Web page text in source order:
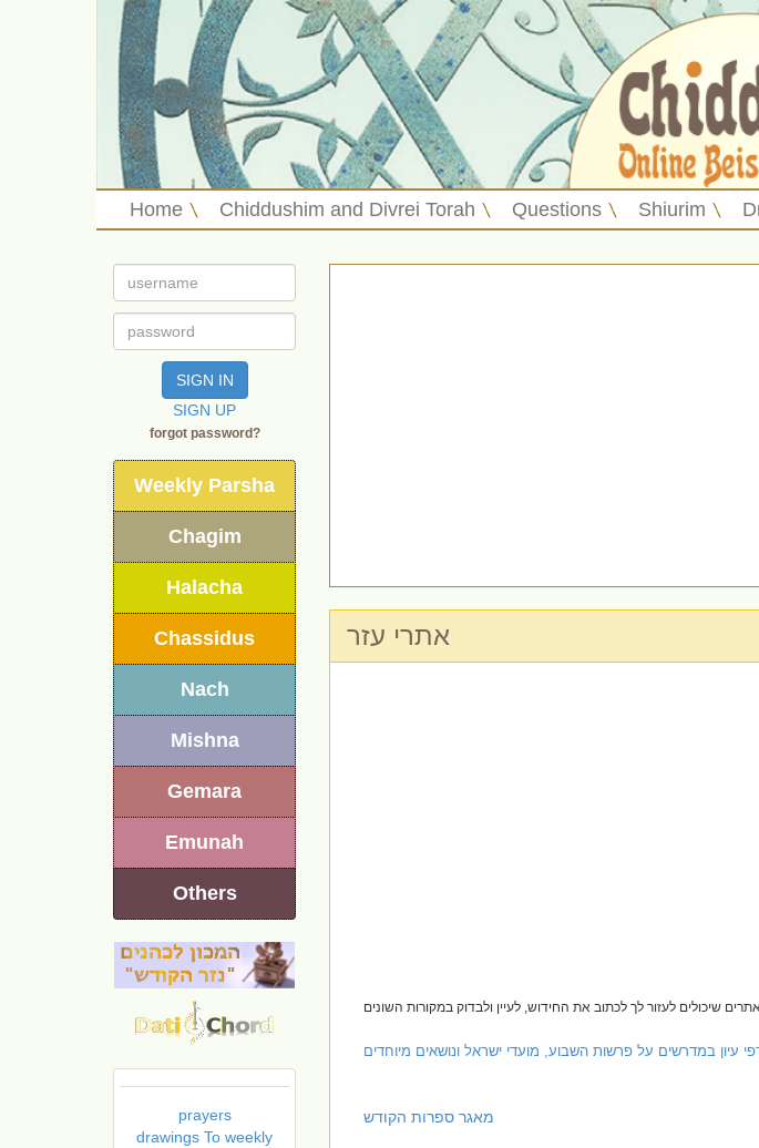
Home Chiddushim and Divrei Torah Questions Shiurim
SIGN IN
SIGN UP
forgot password?
Weekly Parsha
Chagim
Halacha
Chassidus
Nach
Mishna
Gemara
Emunah
Others
prayers
drawings To weekly
אתרי עזר
עיון במדרשים על פרשות השבוע, מועדי ישראל ונושאים מיוחדים
מאגר ספרות הקודש